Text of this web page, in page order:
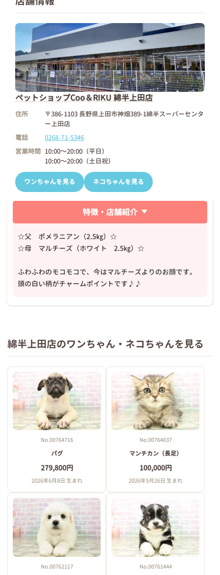
ペットショップCoo＆RIKU 綿半上田店
住所
〒386-1103 長野県上田市神畑389-1綿半スーパーセンタ
ー上田店
電話
0268-71-5346
営業時間 10:00～20:00（平日）
10:00～20:00（土日祝）
ワンちゃんを見る ネコちゃんを見る
特徴・店舗紹介
☆父 ポメラニアン（2.5㎏）☆
☆母 マルチーズ（ホワイト 2.5㎏）☆
ふわふわのモコモコで、今はマルチーズよりのお顔です。
頭の白い柄がチャームポイントです♪♪
綿半上田店のワンちゃん・ネコちゃんを見る
No.00764716
パグ
279,800円
2026年6月8日 生まれ
No.00764037
マンチカン（長足）
100,000円
2026年5月26日 生まれ
No.00762117 No.00761444